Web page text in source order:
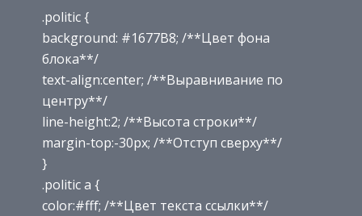
.politic {
background: #1677B8; /**Цвет фона
блока**/
text-align:center; /**Выравнивание по
центру**/
line-height:2; /**Высота строки**/
margin-top:-30px; /**Отступ сверху**/
}
.politic a {
color:#fff; /**Цвет текста ссылки**/